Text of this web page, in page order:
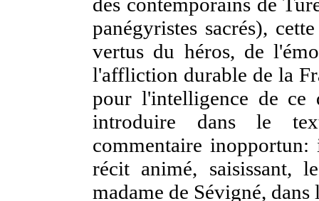
panégyristes sacrés),
vertus du héros, de
l'affliction durable de la
pour l'intelligence de
introduire dans le
commentaire
récit animé, saisissant,
madame de Sévigné,